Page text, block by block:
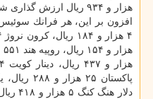
هزار و ۹۳۴ ریال ارزش گذاری شد.